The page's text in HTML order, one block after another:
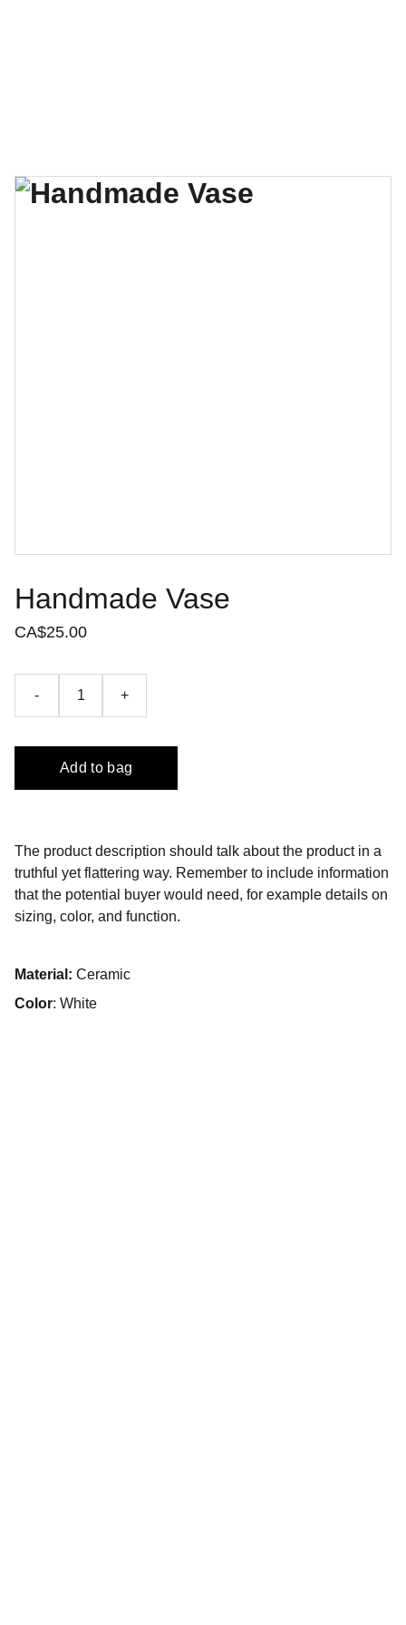
Handmade Vase
CA$25.00
- +
Add to bag
The product description should talk about the product in a
truthful yet flattering way. Remember to include information
that the potential buyer would need, for example details on
sizing, color, and function.
Material: Ceramic
Color: White